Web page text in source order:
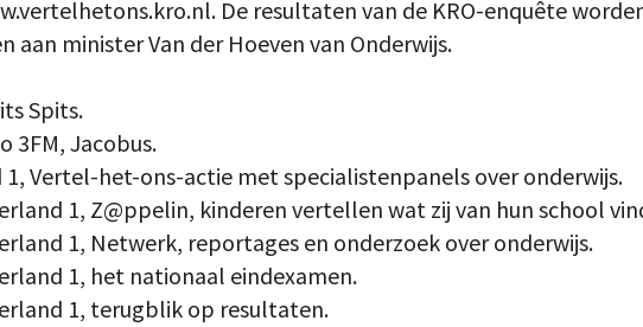
De resultaten van de KRO-enquête
aan minister Van der Hoeven van Onderwijs.
Spits.
3FM, Jacobus.
1, Vertel-het-ons-actie met specialistenpanels over onderwijs.
1, Z@ppelin, kinderen vertellen wat zij van hun school
1, Netwerk, reportages en onderzoek over onderwijs.
1, het nationaal eindexamen.
1, terugblik op resultaten.